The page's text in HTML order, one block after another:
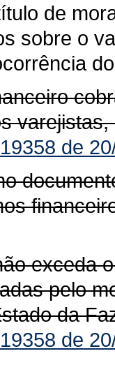
de
sobre o
de
exceda
pelo
da
de